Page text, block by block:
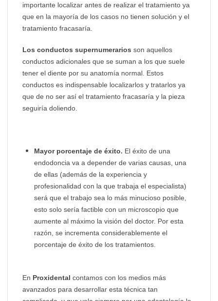
importante localizar antes de realizar el tratamiento ya
que en la mayoría de los casos no tienen solución y el
tratamiento fracasaría.
Los conductos supernumerarios son aquellos
conductos adicionales que se suman a los que suele
tener el diente por su anatomía normal. Estos
conductos es indispensable localizarlos y tratarlos ya
que de no ser así el tratamiento fracasaría y la pieza
seguiría doliendo.
Mayor porcentaje de éxito. El éxito de una
endodoncia va a depender de varias causas, una
de ellas (además de la experiencia y
profesionalidad con la que trabaja el especialista)
será que el trabajo sea lo más minucioso posible,
esto solo sería factible con un microscopio que
aumente al máximo la visión del doctor. Por esta
razón, se incrementa considerablemente el
porcentaje de éxito de los tratamientos.
En Proxidental contamos con los medios más
avanzados para desarrollar esta técnica tan